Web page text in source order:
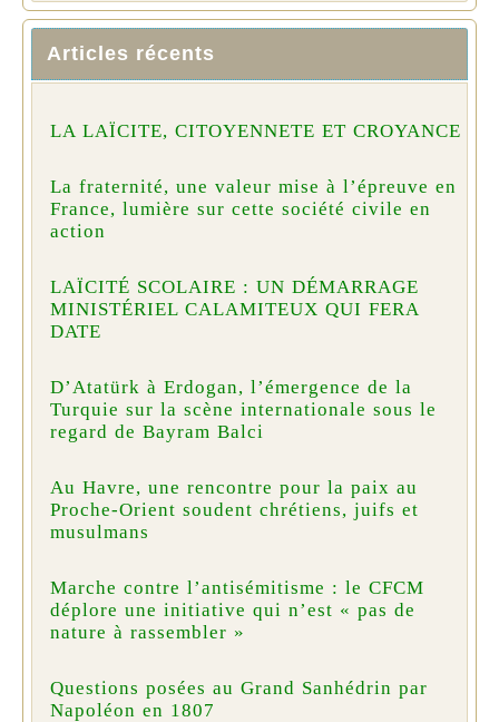
Articles récents
LA LAÏCITE, CITOYENNETE ET CROYANCE
La fraternité, une valeur mise à l’épreuve en
France, lumière sur cette société civile en
action
LAÏCITÉ SCOLAIRE : UN DÉMARRAGE
MINISTÉRIEL CALAMITEUX QUI FERA
DATE
D’Atatürk à Erdogan, l’émergence de la
Turquie sur la scène internationale sous le
regard de Bayram Balci
Au Havre, une rencontre pour la paix au
Proche-Orient soudent chrétiens, juifs et
musulmans
Marche contre l’antisémitisme : le CFCM
déplore une initiative qui n’est « pas de
nature à rassembler »
Questions posées au Grand Sanhédrin par
Napoléon en 1807